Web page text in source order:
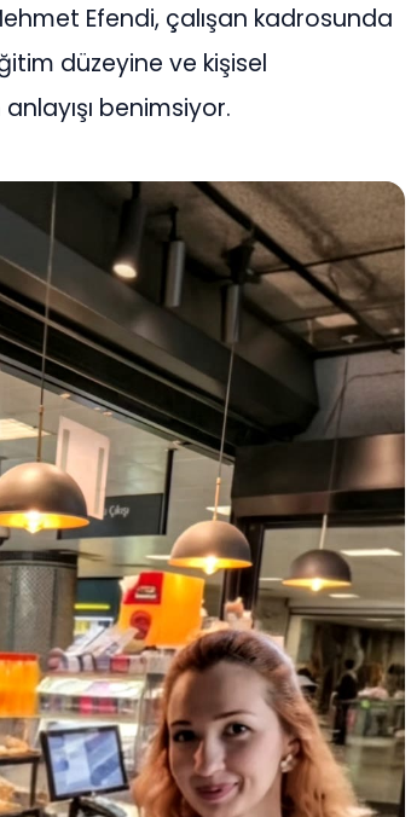
Efendi, çalışan kadrosunda
düzeyine ve kişisel
benimsiyor.